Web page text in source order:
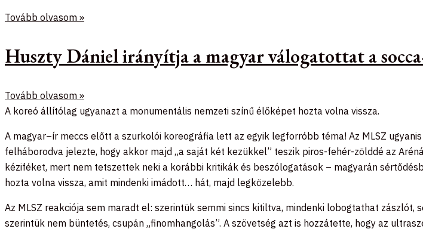
Tovább olvasom »
Huszty Dániel irányítja a magyar válogatottat a
Tovább olvasom »
A koreó állítólag ugyanazt a monumentális nemzeti színű élőképet hozta volna vissza.
A magyar–ír meccs előtt a szurkolói koreográfia lett az egyik legforróbb téma! Az MLSZ
felháborodva jelezte, hogy akkor majd „a saját két kezükkel” teszik piros-fehér-zölddé az
kéziféket, mert nem tetszettek neki a korábbi kritikák és beszólogatások – magyarán
hozta volna vissza, amit mindenki imádott… hát, majd legközelebb.
Az MLSZ reakciója sem maradt el: szerintük semmi sincs kitiltva, mindenki lobogtathat
szerintük nem büntetés, csupán „finomhangolás”. A szövetség azt is hozzátette, hogy az